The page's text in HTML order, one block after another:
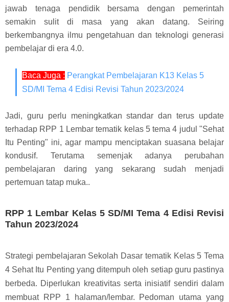
jawab tenaga pendidik bersama dengan pemerintah
semakin sulit di masa yang akan datang. Seiring
berkembangnya ilmu pengetahuan dan teknologi generasi
pembelajar di era 4.0.
Baca Juga : Perangkat Pembelajaran K13 Kelas 5
SD/MI Tema 4 Edisi Revisi Tahun 2023/2024
Jadi, guru perlu meningkatkan standar dan terus update
terhadap RPP 1 Lembar tematik kelas 5 tema 4 judul "Sehat
Itu Penting" ini, agar mampu menciptakan suasana belajar
kondusif. Terutama semenjak adanya perubahan
pembelajaran daring yang sekarang sudah menjadi
pertemuan tatap muka..
RPP 1 Lembar Kelas 5 SD/MI Tema 4 Edisi Revisi
Tahun 2023/2024
Strategi pembelajaran Sekolah Dasar tematik Kelas 5 Tema
4 Sehat Itu Penting yang ditempuh oleh setiap guru pastinya
berbeda. Diperlukan kreativitas serta inisiatif sendiri dalam
membuat RPP 1 halaman/lembar. Pedoman utama yang